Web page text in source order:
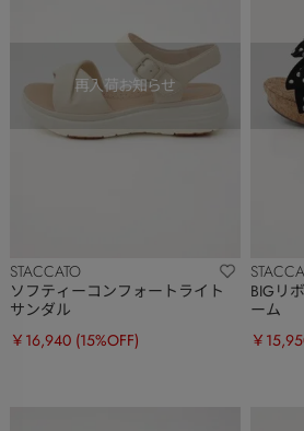
STACCATO
ソフティーコンフォートライト
サンダル
￥16,940 (15%OFF)
BIGリ
ーム
￥